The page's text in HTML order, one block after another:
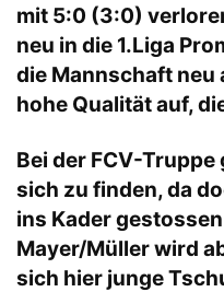
mit 5:0 (3:0)
neu in die 1.Liga
die Mannschaft neu
hohe Qualität auf,
Bei der FCV-
sich zu finden, da
ins Kader
Mayer/Müller wird
sich hier junge